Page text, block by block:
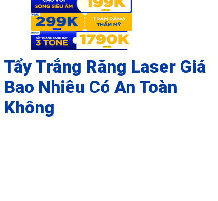
Tẩy Trắng Răng Laser Giá
Bao Nhiêu Có An Toàn
Không